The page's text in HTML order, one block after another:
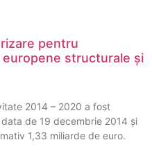
pentru
structurale și
2014 – 2020 a fost
de 19 decembrie 2014 și
1,33 miliarde de euro.